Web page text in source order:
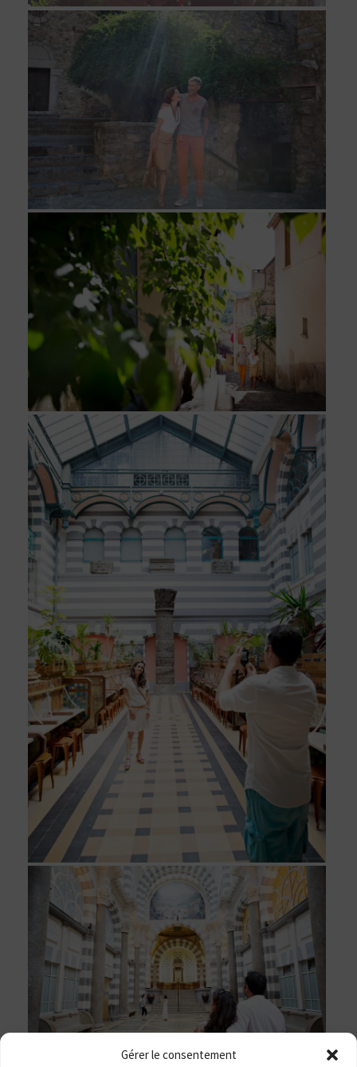
Gérer le consentement